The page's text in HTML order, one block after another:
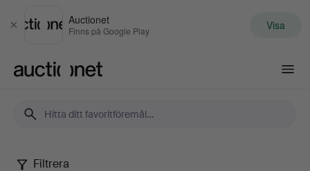
Stäng
Auctionet
Finns på Google Play Visa
Filtrera